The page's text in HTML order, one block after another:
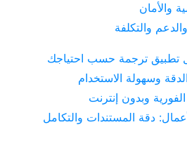
وسهولة الاستخدام
وبدون إنترنت
دقة المستندات والتكامل